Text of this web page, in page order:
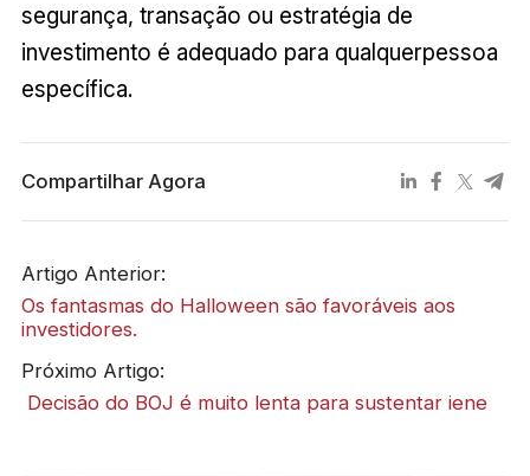
segurança, transação ou estratégia de
investimento é adequado para qualquerpessoa
específica.
Compartilhar Agora
Artigo Anterior:
Os fantasmas do Halloween são favoráveis aos
investidores.
Próximo Artigo:
​ Decisão do BOJ é muito lenta para sustentar iene